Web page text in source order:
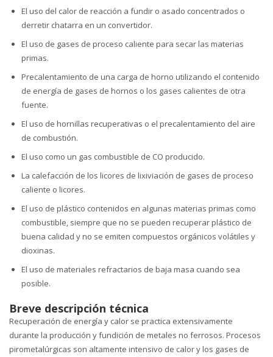
El uso del calor de reacción a fundir o asado concentrados o
derretir chatarra en un convertidor.
El uso de gases de proceso caliente para secar las materias
primas.
Precalentamiento de una carga de horno utilizando el contenido
de energía de gases de hornos o los gases calientes de otra
fuente.
El uso de hornillas recuperativas o el precalentamiento del aire
de combustión.
El uso como un gas combustible de CO producido.
La calefacción de los licores de lixiviación de gases de proceso
caliente o licores.
El uso de plástico contenidos en algunas materias primas como
combustible, siempre que no se pueden recuperar plástico de
buena calidad y no se emiten compuestos orgánicos volátiles y
dioxinas.
El uso de materiales refractarios de baja masa cuando sea
posible.
Breve descripción técnica
Recuperación de energía y calor se practica extensivamente
durante la producción y fundición de metales no ferrosos. Procesos
pirometalúrgicas son altamente intensivo de calor y los gases de